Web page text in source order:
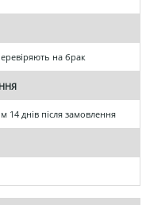
на брак
днів після замовлення